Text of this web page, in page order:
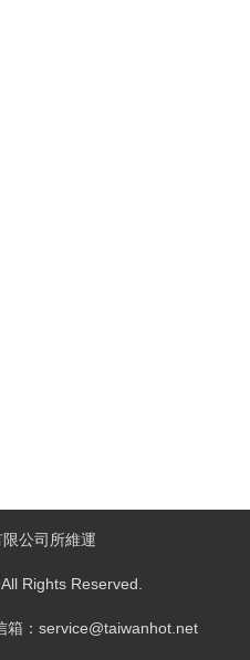
公司所維運
Rights Reserved.
：service@taiwanhot.net